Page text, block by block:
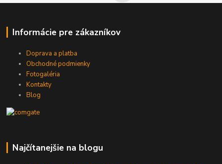
Informácie pre zákazníkov
Doprava a platba
Obchodné podmienky
Fotogaléria
Kontakty
Blog
Najčítanejšie na blogu